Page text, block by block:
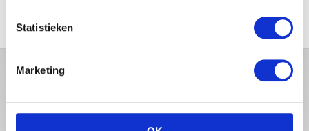
Statistieken
Marketing